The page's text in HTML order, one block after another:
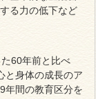
る力の低下など
60年前と比べ
と身体の成長のア
年間の教育区分を